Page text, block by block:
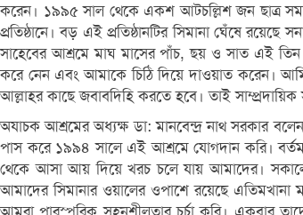
করেন। ১৯৯৫ সাল থেকে একশ আটচল্লিশ জন ছাত্র
প্রতিষ্ঠানে। বড় এই প্রতিষ্ঠানটির সিমানা ঘেঁষে
সাহেবের আশ্রমে মাঘ মাসের পাঁচ, ছয় ও সাত এই তিন
করে নেন এবং আমাকে চিঠি দিয়ে দাওয়াত করেন।
আল্লাহর কাছে জবাবদিহি করতে হবে। তাই সাম্প্রদায়িক
অযাচক আশ্রমের অধ্যক্ষ ডা: মানবেন্দ্র নাথ সরকার
পাস করে ১৯৯৪ সালে এই আশ্রমে যোগদান করি।
থেকে আসা আয় দিয়ে খরচ চলে যায় আমাদের। সকালে
আমাদের সিমানার ওয়ালের ওপাশে রয়েছে এতিমখানা